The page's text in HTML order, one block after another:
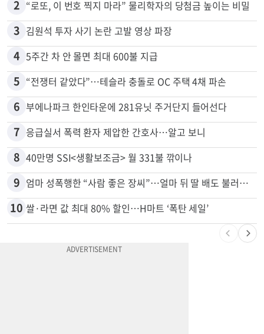
1 취업 잘되는 대학 1위는?…하버드 3위
2 “로또, 이 번호 찍지 마라” 물리학자의 당첨금 높이는 비밀
3 김원석 투자 사기 논란 고발 영상 파장
4 5주간 차 안 몰면 최대 600불 지급
5 “전쟁터 같았다”…테슬라 충돌로 OC 주택 4채 파손
6 부에나파크 한인타운에 281유닛 주거단지 들어선다
7 응급실서 폭력 환자 제압한 간호사…알고 보니
8 40만명 SSI<생활보조금> 월 331불 깎이나
9